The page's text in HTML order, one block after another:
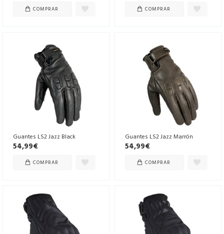
COMPRAR COMPRAR
Guantes LS2 Jazz Black
54,99€
COMPRAR
Guantes LS2 Jazz Marrón
54,99€
COMPRAR